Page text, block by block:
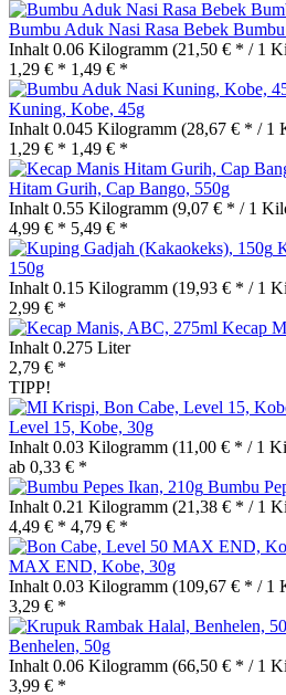
Bumbu Aduk Nasi Rasa Bebek
Inhalt 0.06 Kilogramm (21,50 € * / 1
1,29 € * 1,49 € *
Kuning, Kobe, 45g
Inhalt 0.045 Kilogramm (28,67 € * / 1
1,29 € * 1,49 € *
Hitam Gurih, Cap Bango, 550g
Inhalt 0.55 Kilogramm (9,07 € * / 1
4,99 € * 5,49 € *
150g
Inhalt 0.15 Kilogramm (19,93 € * / 1
2,99 € *
Kecap
Inhalt 0.275 Liter
2,79 € *
TIPP!
Level 15, Kobe, 30g
Inhalt 0.03 Kilogramm (11,00 € * / 1
ab 0,33 € *
Bumbu
Inhalt 0.21 Kilogramm (21,38 € * / 1
4,49 € * 4,79 € *
MAX END, Kobe, 30g
Inhalt 0.03 Kilogramm (109,67 € * / 1
3,29 € *
Benhelen, 50g
Inhalt 0.06 Kilogramm (66,50 € * / 1
3,99 € *